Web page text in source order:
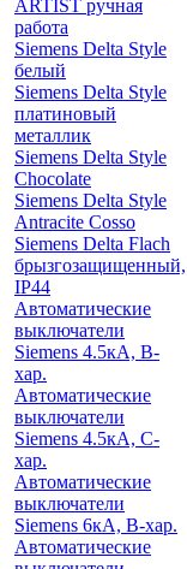
ARTIST ручная
работа
Siemens Delta Style
белый
Siemens Delta Style
платиновый
металлик
Siemens Delta Style
Chocolate
Siemens Delta Style
Antracite Cosso
Siemens Delta Flach
брызгозащищенный,
IP44
Автоматические
выключатели
Siemens 4.5кА, B-
хар.
Автоматические
выключатели
Siemens 4.5кА, C-
хар.
Автоматические
выключатели
Siemens 6кА, B-хар.
Автоматические